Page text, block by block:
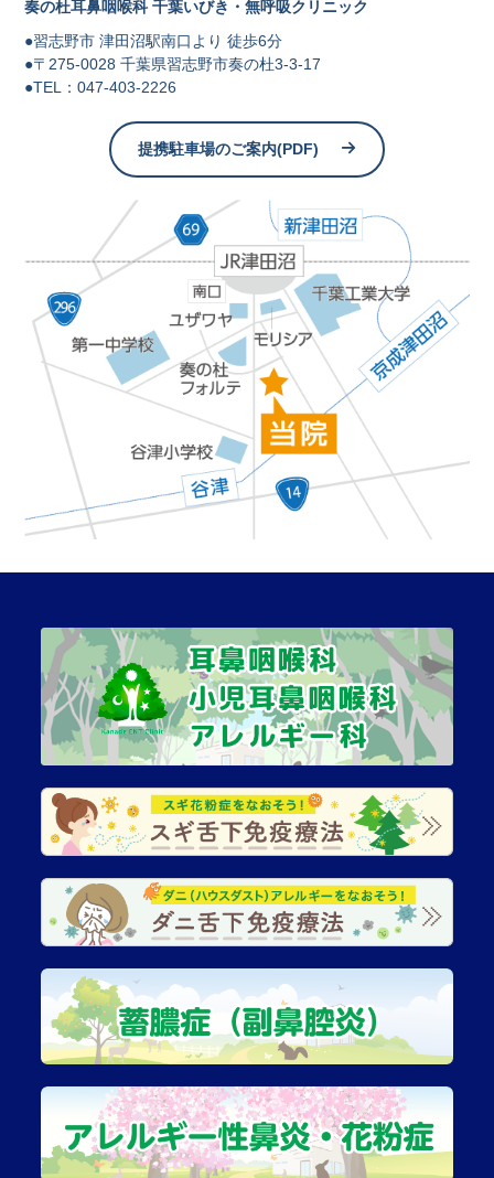
奏の杜耳鼻咽喉科 千葉いびき・無呼吸クリニック
●習志野市 津⽥沼駅南⼝より 徒歩6分
●〒275-0028 千葉県習志野市奏の杜3-3-17
●TEL：047-403-2226
提携駐車場のご案内(PDF)